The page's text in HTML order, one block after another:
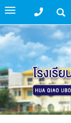
Toggle
navigation